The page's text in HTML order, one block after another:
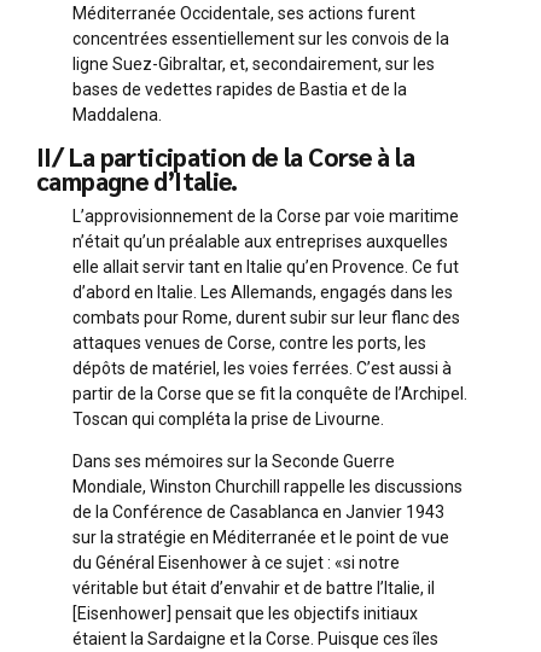
Méditerranée Occidentale, ses actions furent
concentrées essentiellement sur les convois de la
ligne Suez-Gibraltar, et, secondairement, sur les
bases de vedettes rapides de Bastia et de la
Maddalena.
II/ La participation de la Corse à la
campagne d’Italie.
L’approvisionnement de la Corse par voie maritime
n’était qu’un préalable aux entreprises auxquelles
elle allait servir tant en Italie qu’en Provence. Ce fut
d’abord en Italie. Les Allemands, engagés dans les
combats pour Rome, durent subir sur leur flanc des
attaques venues de Corse, contre les ports, les
dépôts de matériel, les voies ferrées. C’est aussi à
partir de la Corse que se fit la conquête de l’Archipel.
Toscan qui compléta la prise de Livourne.
Dans ses mémoires sur la Seconde Guerre
Mondiale, Winston Churchill rappelle les discussions
de la Conférence de Casablanca en Janvier 1943
sur la stratégie en Méditerranée et le point de vue
du Général Eisenhower à ce sujet : «si notre
véritable but était d’envahir et de battre l’Italie, il
[Eisenhower] pensait que les objectifs initiaux
étaient la Sardaigne et la Corse. Puisque ces îles